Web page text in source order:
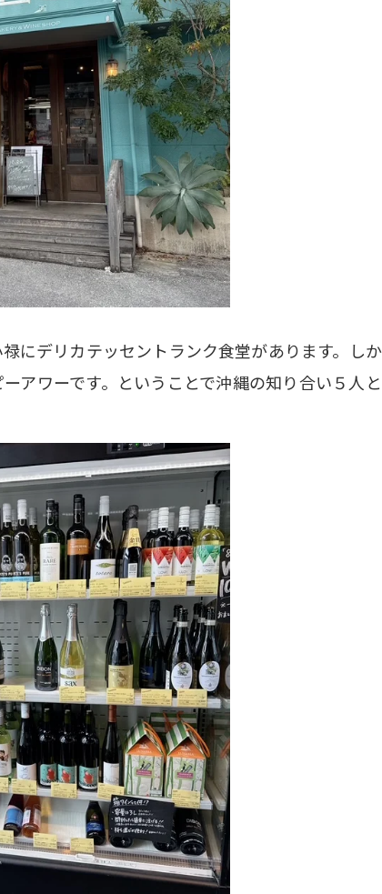
にデリカテッセントランク食堂があります。し
アワーです。ということで沖縄の知り合い５人